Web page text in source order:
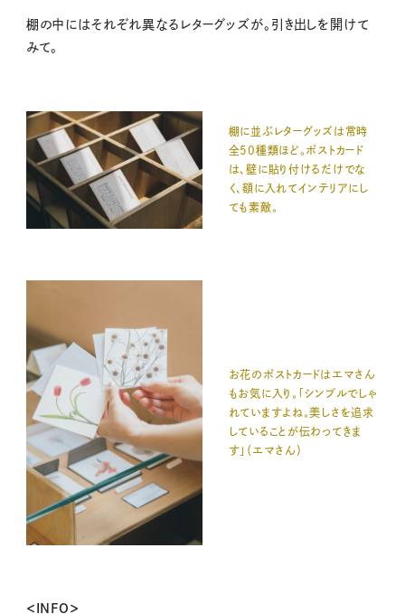
棚の中にはそれぞれ異なるレターグッズが。引き出しを開けて
みて。
棚に並ぶレターグッズは常時
全50種類ほど。ポストカード
は、壁に貼り付けるだけでな
く、額に入れてインテリアにし
ても素敵。
お花のポストカードはエマさん
もお気に入り。「シンプルでしゃ
れていますよね。美しさを追求
していることが伝わってきま
す」（エマさん）
＜INFO＞